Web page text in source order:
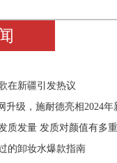
在新疆引发热议
升级，施耐德亮相2024
质发量 发质对颜值有多
的卸妆水爆款指南